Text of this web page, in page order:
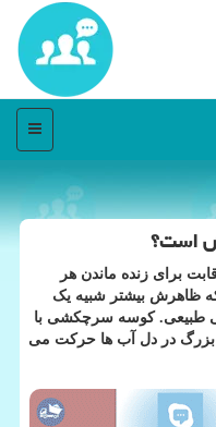
منو
است؟
برای زنده ماندن هر
ظاهرش بیشتر شبیه یک
طبیعی. کوسه سرچکشی با
بزرگ در دل آب ها حرکت می